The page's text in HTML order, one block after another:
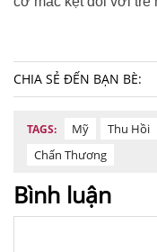
CHIA SẺ ĐẾN BẠN BÈ:
TAGS: Mỹ Thu Hồi
Chấn Thương
Bình luận